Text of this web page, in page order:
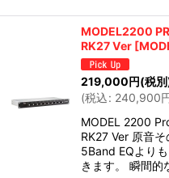
MODEL2200
RK27 Ver [
219,000円(税
(税込: 240,900
MODEL 2200
RK27 Ver 原音そ
5Band EQより
きます。 瞬間的